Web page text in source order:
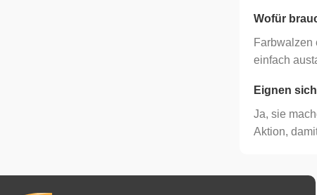
Wofür
Farbwalzen
einfach
Eignen
Ja, sie
Aktion,